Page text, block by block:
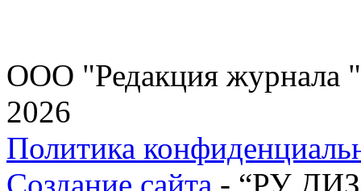
ООО "Редакция журнала
2026
Политика
Создание сайта - “РУ